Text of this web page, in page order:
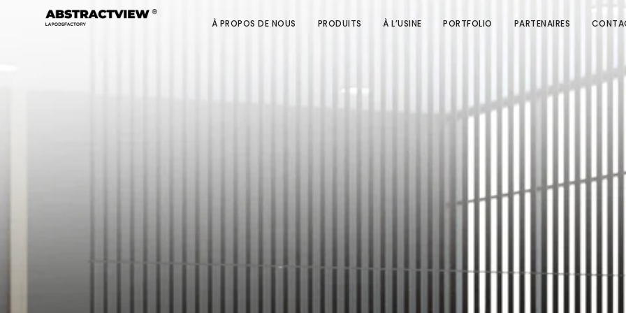
À PROPOS DE NOUS PRODUITS À L’USINE PORTFOLIO PARTENAIRES